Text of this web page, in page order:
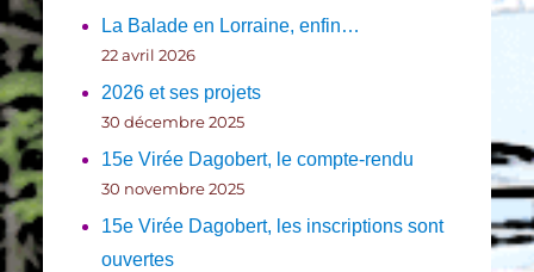
La Balade en Lorraine, enfin…
22 avril 2026
2026 et ses projets
30 décembre 2025
15e Virée Dagobert, le compte-rendu
30 novembre 2025
15e Virée Dagobert, les inscriptions sont
ouvertes